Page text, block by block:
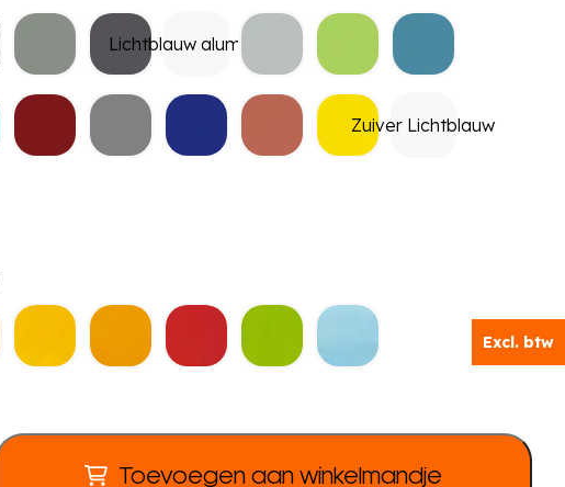
Excl. btw
Lichtblauw aluminium
Zuiver Lichtblauw
Toevoegen aan winkelmandje